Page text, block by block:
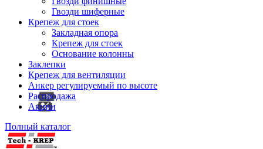
Гвозди шиферные
Крепеж для стоек
Закладная опора
Крепеж для стоек
Основание колонны
Заклепки
Крепеж для вентиляции
Анкер регулируемый по высоте
Распродажа
Акции
Полный каталог